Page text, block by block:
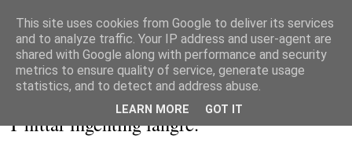
T hittar ingenting längre.
This site uses cookies from Google to deliver its services
and to analyze traffic. Your IP address and user-agent are
shared with Google along with performance and security
metrics to ensure quality of service, generate usage
statistics, and to detect and address abuse.
LEARN MORE GOT IT